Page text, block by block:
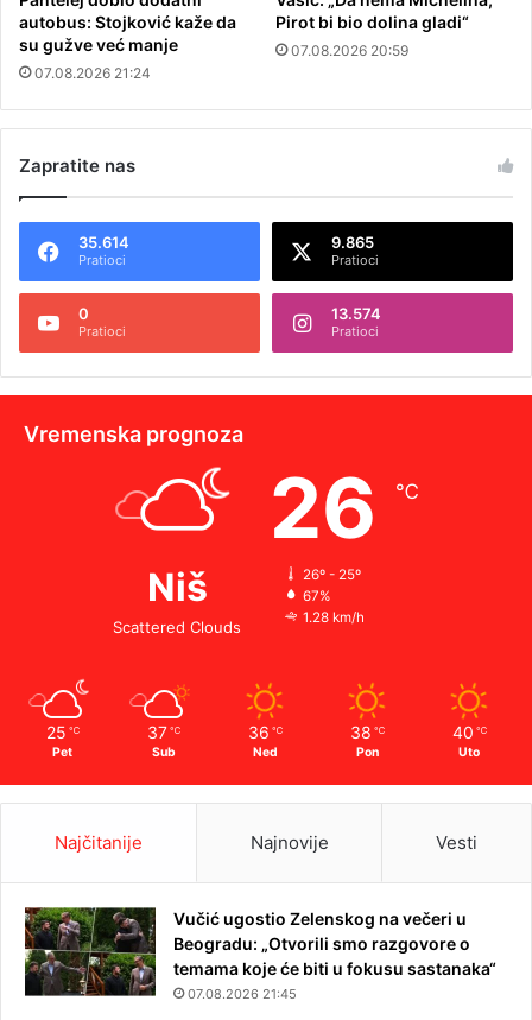
autobus: Stojković kaže da
su gužve već manje
07.08.2026 21:24
Pirot bi bio dolina gladi“
07.08.2026 20:59
Zapratite nas
35.614
Pratioci
9.865
Pratioci
0
Pratioci
13.574
Pratioci
Vremenska prognoza
Niš
Scattered Clouds
26 ℃
26º - 25º
67%
1.28 km/h
25 ℃
Pet
37 ℃
Sub
36 ℃
Ned
38 ℃
Pon
40 ℃
Uto
Najčitanije Najnovije Vesti
Vučić ugostio Zelenskog na večeri u
Beogradu: „Otvorili smo razgovore o
temama koje će biti u fokusu sastanaka“
07.08.2026 21:45